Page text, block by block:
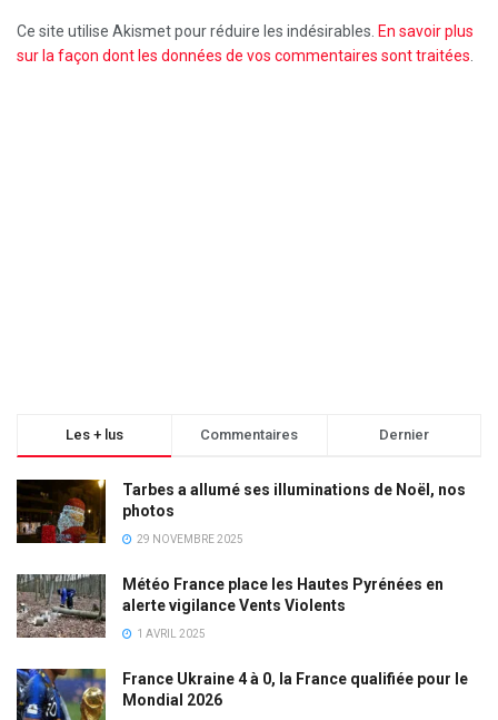
Ce site utilise Akismet pour réduire les indésirables. En savoir plus
sur la façon dont les données de vos commentaires sont traitées.
Les + lus Commentaires Dernier
Tarbes a allumé ses illuminations de Noël, nos
photos
29 NOVEMBRE 2025
Météo France place les Hautes Pyrénées en
alerte vigilance Vents Violents
1 AVRIL 2025
France Ukraine 4 à 0, la France qualifiée pour le
Mondial 2026